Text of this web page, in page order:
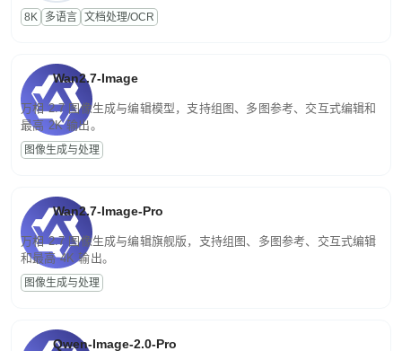
为便于存储、检索和二次处理的结构化结果。
8K 多语言 文档处理/OCR
Wan2.7-Image
万相 2.7 图像生成与编辑模型，支持组图、多图参考、交互式编辑和
最高 2K 输出。
图像生成与处理
Wan2.7-Image-Pro
万相 2.7 图像生成与编辑旗舰版，支持组图、多图参考、交互式编辑
和最高 4K 输出。
图像生成与处理
Qwen-Image-2.0-Pro